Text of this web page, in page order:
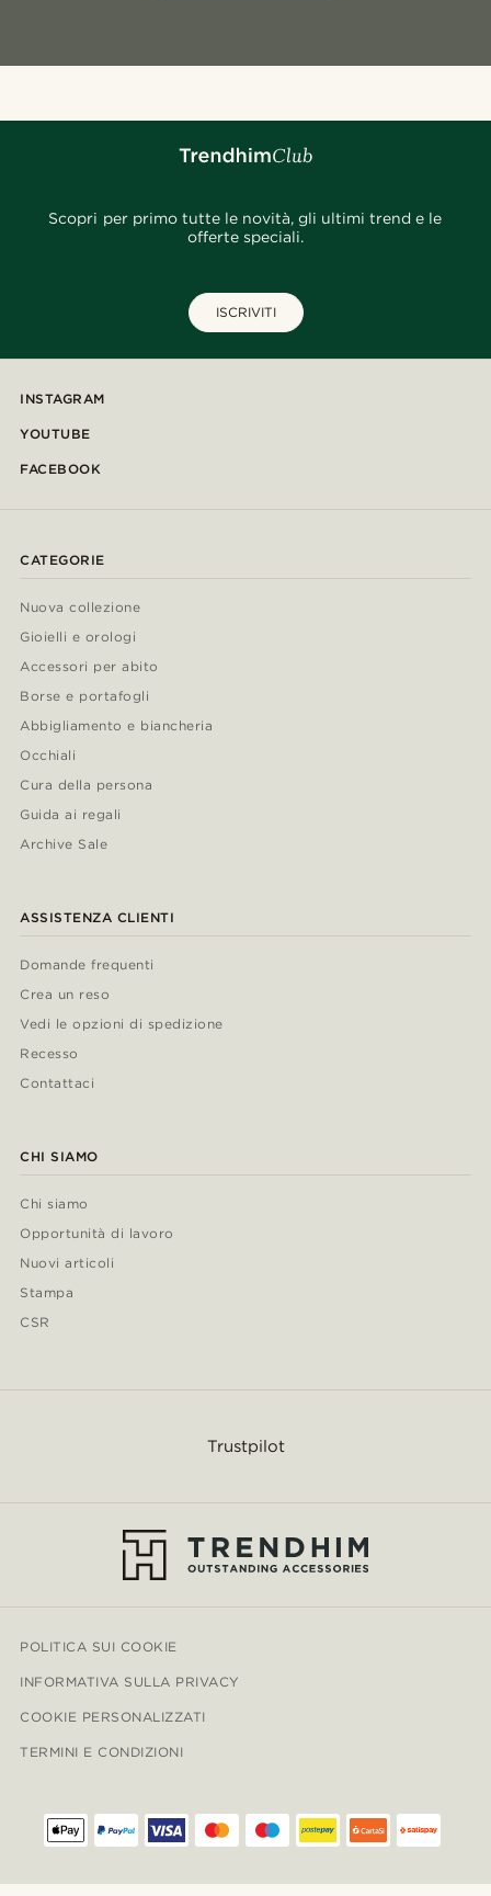
Scopri per primo tutte le novità, gli ultimi trend e le
offerte speciali.
ISCRIVITI
INSTAGRAM
YOUTUBE
FACEBOOK
CATEGORIE
Nuova collezione
Gioielli e orologi
Accessori per abito
Borse e portafogli
Abbigliamento e biancheria
Occhiali
Cura della persona
Guida ai regali
Archive Sale
ASSISTENZA CLIENTI
Domande frequenti
Crea un reso
Vedi le opzioni di spedizione
Recesso
Contattaci
CHI SIAMO
Chi siamo
Opportunità di lavoro
Nuovi articoli
Stampa
CSR
Trustpilot
POLITICA SUI COOKIE
INFORMATIVA SULLA PRIVACY
COOKIE PERSONALIZZATI
TERMINI E CONDIZIONI